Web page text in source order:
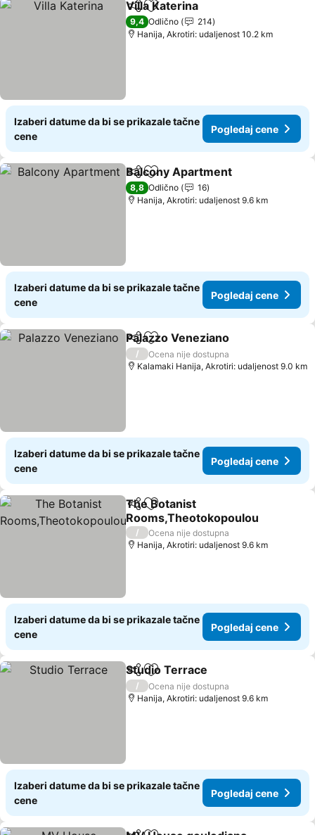
Deli Dodati u favorite
Villa Katerina
9,4 Odlično
214
Hanija, Akrotiri: udaljenost 10.2 km
Izaberi datume da bi se prikazale tačne
cene
Pogledaj cene
Deli Dodati u favorite
Balcony Apartment
8,8 Odlično
16
Hanija, Akrotiri: udaljenost 9.6 km
Izaberi datume da bi se prikazale tačne
cene
Pogledaj cene
Deli Dodati u favorite
Palazzo Veneziano
/
Ocena nije dostupna
Kalamaki Hanija, Akrotiri: udaljenost 9.0 km
Izaberi datume da bi se prikazale tačne
cene
Pogledaj cene
Deli Dodati u favorite
The Botanist
Rooms,Theotokopoulou
Pogledaj cene
/
Ocena nije dostupna
Hanija, Akrotiri: udaljenost 9.6 km
Izaberi datume da bi se prikazale tačne
cene
Pogledaj cene
Deli Dodati u favorite
Studio Terrace
/
Ocena nije dostupna
Hanija, Akrotiri: udaljenost 9.6 km
Izaberi datume da bi se prikazale tačne
cene
Pogledaj cene